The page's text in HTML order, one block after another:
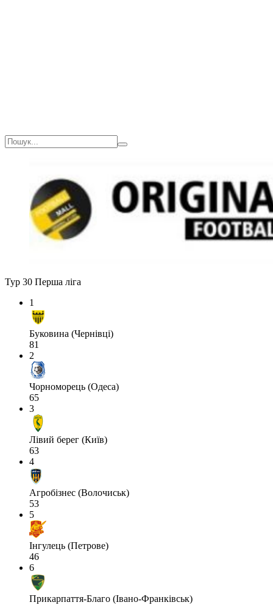
Тур 30 Перша ліга
1
Буковина (Чернівці)
81
2
Чорноморець (Одеса)
65
3
Лівий берег (Київ)
63
4
Агробізнес (Волочиськ)
53
5
Інгулець (Петрове)
46
6
Прикарпаття-Благо (Івано-Франківськ)